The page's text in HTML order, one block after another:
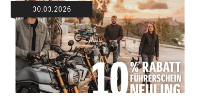
30.03.2026